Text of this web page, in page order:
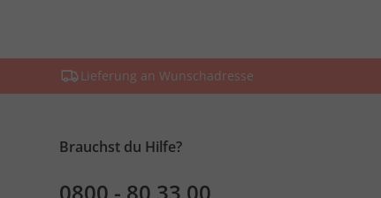
Lieferung an Wunschadresse
Brauchst du Hilfe?